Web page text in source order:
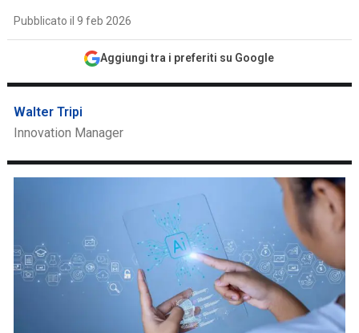
Pubblicato il 9 feb 2026
Aggiungi tra i preferiti su Google
Walter Tripi
Innovation Manager